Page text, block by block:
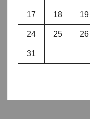
17 18 19
24 25 26
31